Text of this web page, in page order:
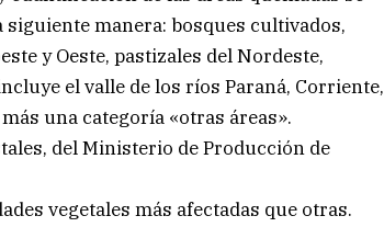
manera: bosques cultivados,
y Oeste, pastizales del Nordeste,
el valle de los ríos Paraná, Corriente,
una categoría «otras áreas».
del Ministerio de Producción de
vegetales más afectadas que otras.